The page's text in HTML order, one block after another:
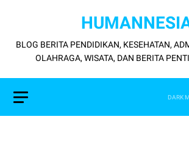
BLOG BERITA PENDIDIKAN, KESEHATAN,
OLAHRAGA, WISATA, DAN BERITA